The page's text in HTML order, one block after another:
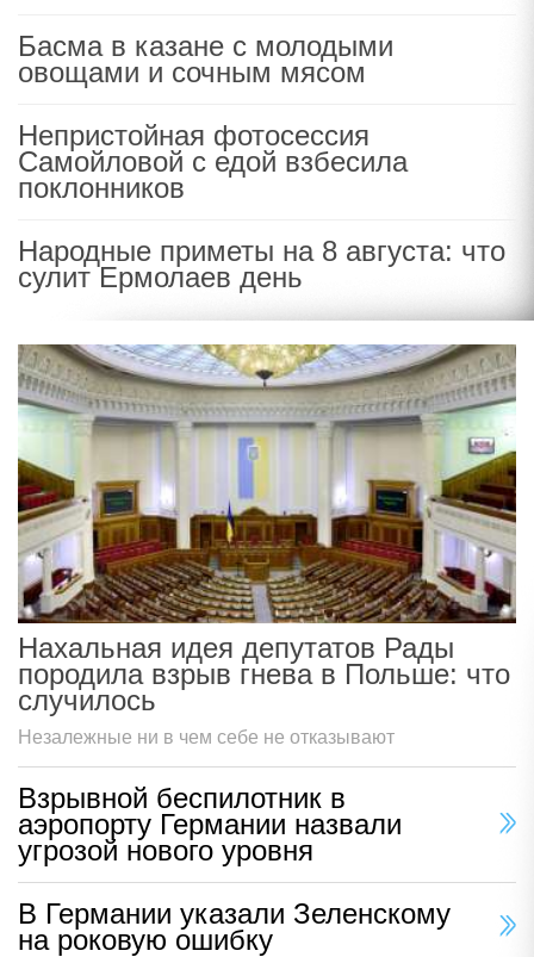
Басма в казане с молодыми
овощами и сочным мясом
Непристойная фотосессия
Самойловой с едой взбесила
поклонников
Народные приметы на 8 августа: что
сулит Ермолаев день
Нахальная идея депутатов Рады
породила взрыв гнева в Польше: что
случилось
Незалежные ни в чем себе не отказывают
Взрывной беспилотник в
аэропорту Германии назвали
угрозой нового уровня
В Германии указали Зеленскому
на роковую ошибку